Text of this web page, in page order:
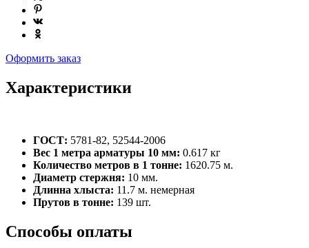
Оформить заказ
Характеристики
ГОСТ: 5781-82, 52544-2006
Вес 1 метра арматуры 10 мм: 0.617 кг
Количество метров в 1 тонне: 1620.75 м.
Диаметр стержня: 10 мм.
Длинна хлыста: 11.7 м. немерная
Прутов в тонне: 139 шт.
Способы оплаты